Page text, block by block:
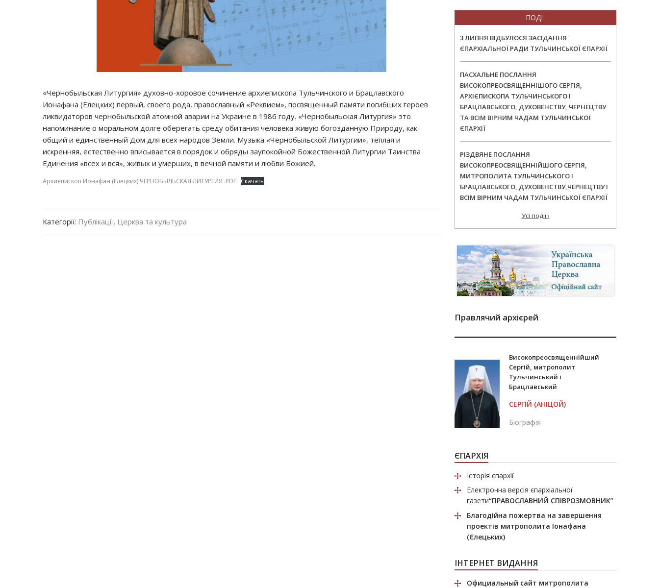
«Чернобыльская Литургия» духовно-хоровое сочинение архиепископа Тульчинского и Брацлавского
Ионафана (Елецких) первый, своего рода, православный «Реквием», посвященный памяти погибших героев
ликвидаторов чернобыльской атомной аварии на Украине в 1986 году. «Чернобыльская Литургия» это
напоминание о моральном долге оберегать среду обитания человека живую богозданную Природу, как
общий и единственный Дом для всех народов Земли. Музыка «Чернобыльской Литургии», тёплая и
искренняя, естественно вписывается в порядок и обряды заупокойной Божественной Литургии Таинства
Единения «всех и вся», живых и умерших, в вечной памяти и любви Божией.
Архиепископ Ионафан (Елецких) ЧЕРНОБЫЛЬСКАЯ ЛИТУРГИЯ .PDF Скачать
Категорії: Публікації, Церква та культура
ПОДІЇ
3 ЛИПНЯ ВІДБУЛОСЯ ЗАСІДАННЯ
ЄПАРХІАЛЬНОЇ РАДИ ТУЛЬЧИНСЬКОЇ ЄПАРХІЇ
ПАСХАЛЬНЕ ПОСЛАННЯ
ВИСОКОПРЕОСВЯЩЕННІШОГО СЕРГІЯ,
АРХІЄПИСКОПА ТУЛЬЧИНСЬКОГО І
БРАЦЛАВСЬКОГО, ДУХОВЕНСТВУ, ЧЕРНЕЦТВУ
ТА ВСІМ ВІРНИМ ЧАДАМ ТУЛЬЧИНСЬКОЇ
ЄПАРХІЇ
РІЗДВЯНЕ ПОСЛАННЯ
ВИСОКОПРЕОСВЯЩЕННІЙШОГО СЕРГІЯ,
МИТРОПОЛИТА ТУЛЬЧИНСЬКОГО І
БРАЦЛАВСЬКОГО, ДУХОВЕНСТВУ,ЧЕРНЕЦТВУ І
ВСІМ ВІРНИМ ЧАДАМ ТУЛЬЧИНСЬКОЇ ЄПАРХІЇ
Усі події ›
Правлячий архієрей
Високопреосвященнійший
Сергій, митрополит
Тульчинський і
Брацлавський
СЕРГІЙ (АНІЦОЙ)
Біографія
ЄПАРХІЯ
Історія єпархії
Електронна версія єпархіальної
газети“ПРАВОСЛАВНИЙ СПІВРОЗМОВНИК”
Благодійна пожертва на завершення
проектів митрополита Іонафана
(Єлецьких)
ІНТЕРНЕТ ВИДАННЯ
Официальный сайт митрополита